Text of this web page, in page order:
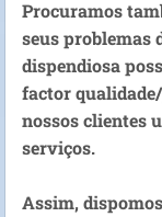
Procuramos
seus problemas
dispendiosa
factor
nossos clientes
serviços.
Assim,